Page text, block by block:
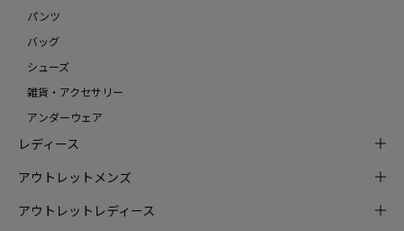
パンツ
バッグ
シューズ
雑貨・アクセサリー
アンダーウェア
レディース
アウトレットメンズ
アウトレットレディース